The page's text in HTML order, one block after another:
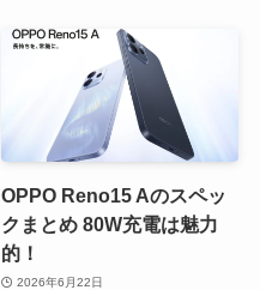
OPPO Reno15 Aのスペッ
クまとめ 80W充電は魅力
的！
2026年6月22日